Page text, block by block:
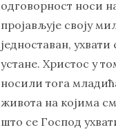
одговорност носи
пројављује своју
једноставан,
устане. Христос у
носили тога
живота на којима
што се Господ